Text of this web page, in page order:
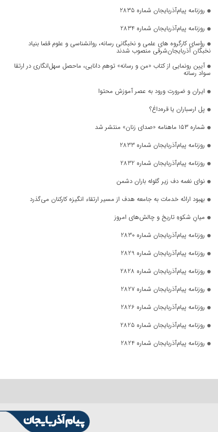
روزنامه پیام‌آذربایجان شماره 2835
روزنامه پیام‌آذربایجان شماره 2834
رؤسای کارگروه های علمی و نخبگانی رسانه، روانشناسی و علوم قضا بنیاد
نخبگان آذربایجان‌شرقی منصوب شدند
آیین رونمایی از کتاب «من و رسانه» توهم دانایی، ماحصل سهل‌انگاری در ارتقا
سواد رسانه
ایران و ضرورت ورود به عصر آموزش محتوا
پل ارسباران یا قره‌داغ؟
شماره ۱۵۳ ماهنامه «صدای زنان» منتشر شد
روزنامه پیام‌آذربایجان شماره 2833
روزنامه پیام‌آذربایجان شماره 2832
نوای نغمه دف زیر گلوله باران دشمن
بهبود ارائه خدمات به جامعه هدف از مسیر ارتقاء انگیزه کارکنان می‌گذرد
میانِ شکوهِ تاریخ و چالش‌های امروز
روزنامه پیام‌آذربایجان شماره 2830
روزنامه پیام‌آذربایجان شماره 2829
روزنامه پیام‌آذربایجان شماره 2828
روزنامه پیام‌آذربایجان شماره 2827
روزنامه پیام‌آذربایجان شماره 2826
روزنامه پیام‌آذربایجان شماره 2825
روزنامه پیام‌آذربایجان شماره 2824